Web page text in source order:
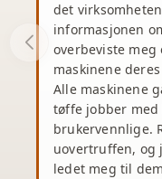
det
informasjonen
overbeviste meg
maskinene
Alle maskinene
tøffe jobber
brukervennlige.
uovertruffen, og
ledet meg til